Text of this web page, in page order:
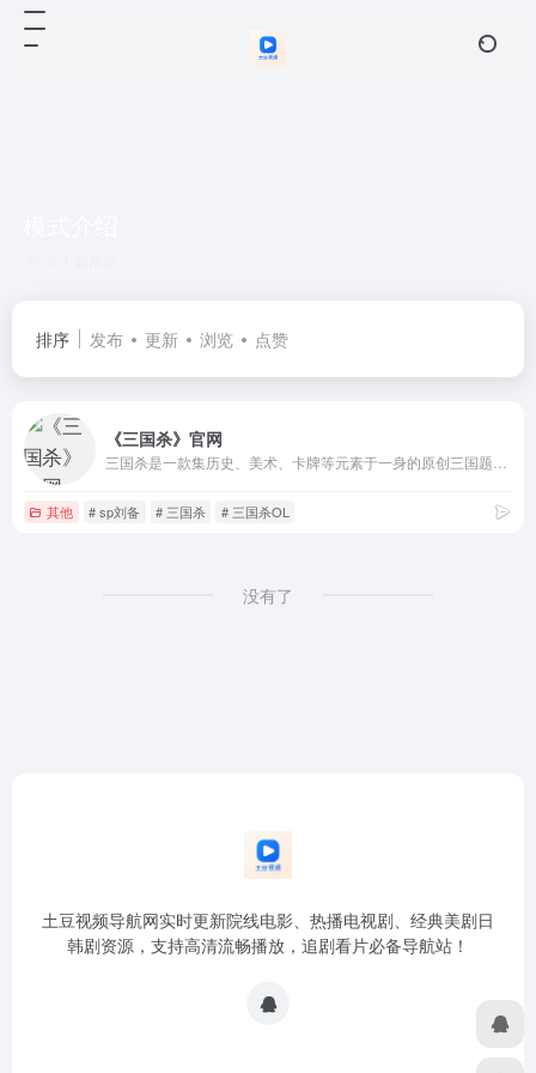
排序 发布 更新 浏览 点赞
《三国杀》官网
其他 # sp刘备 # 三国杀 # 三国杀OL
没有了
土豆视频导航网实时更新院线电影、热播电视剧、经典美剧日
韩剧资源，支持高清流畅播放，追剧看片必备导航站！